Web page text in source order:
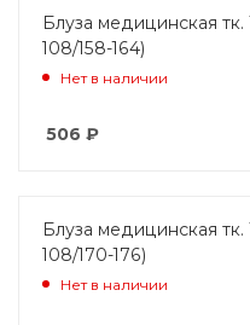
Блуза медицинская
108/158-164)
Нет в наличии
506 ₽
Блуза медицинская
108/170-176)
Нет в наличии